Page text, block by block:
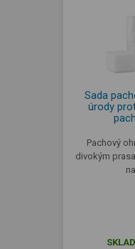
Sada
úrody
Pachový
divokým